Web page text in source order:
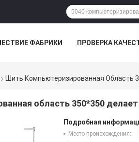
ФАБРИКИ ПРОВЕРКА
Шить Компьютеризированная
область 350*350
Подробная
Место происхождения: